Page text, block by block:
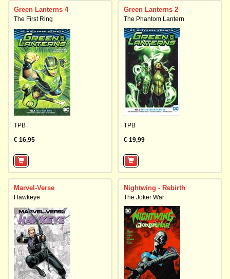
Green Lanterns 4
The First Ring
TPB
€ 16,95
Green Lanterns 2
The Phantom Lantern
TPB
€ 19,99
Marvel-Verse
Hawkeye
Nightwing - Rebirth
The Joker War